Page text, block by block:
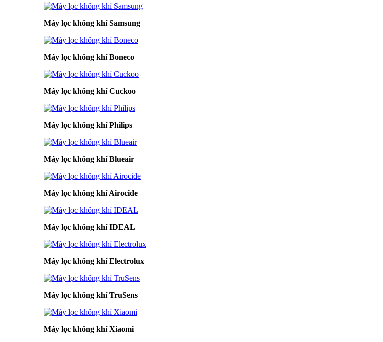
Máy lọc không khí Samsung
Máy lọc không khí Boneco
Máy lọc không khí Cuckoo
Máy lọc không khí Philips
Máy lọc không khí Blueair
Máy lọc không khí Airocide
Máy lọc không khí IDEAL
Máy lọc không khí Electrolux
Máy lọc không khí TruSens
Máy lọc không khí Xiaomi